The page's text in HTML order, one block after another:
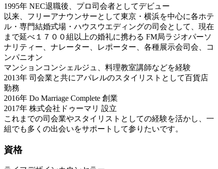
1995年 NEC退職後、プロ司会者としてデビュー
以来、フリーアナウンサーとして東京・横浜を中心に各ホテ
ル・専門結婚式場・ハウスウエディングの司会として、現在
まで延べ１７００組以上の婚礼に携わる FM局ラジオパーソ
ナリティー、ナレーター、レポーター、各種展示会司会、コ
ンパニオン
マンションコンシェルジュ、料理教室講師などを経験
2013年 司会業と共にアパレルのスタイリストとして百貨店
勤務
2016年 Do Marriage Complete 創業
2017年 株式会社ドゥーマリ 設立
これまでの司会業やスタイリストとしての経験を活かし、一
組でも多くの出会いをサポートして参りたいです。
資格